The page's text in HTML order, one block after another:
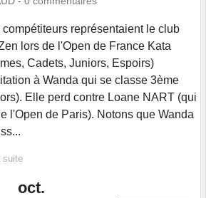
compétiteurs représentaient le club
lors de l'Open de France Kata
Cadets, Juniors, Espoirs)
à Wanda qui se classe 3ème
Elle perd contre Loane NART (qui
l'Open de Paris). Notons que Wanda
suite
oct.